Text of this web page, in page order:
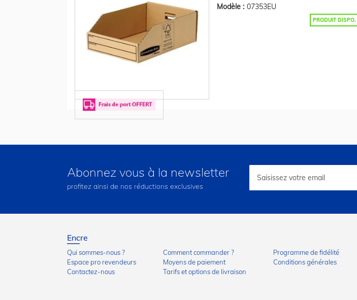
Modèle : 07353EU
PRODUIT
Abonnez vous à la newsletter
profitez ainsi de nos réductions exclusives
lettre
Encre
Qui sommes-nous ?
Espace pro revendeurs
Contactez-nous
Comment commander ?
Moyens de paiement
Tarifs et options de livraison
Programme de fidélité
Conditions générales